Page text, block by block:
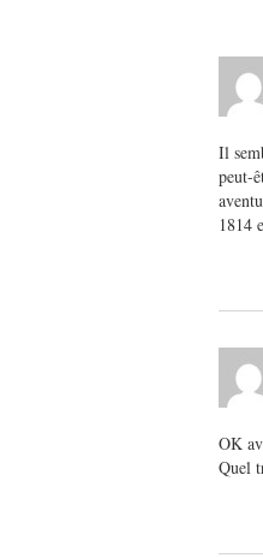
Il
peut-
1814
OK
Quel